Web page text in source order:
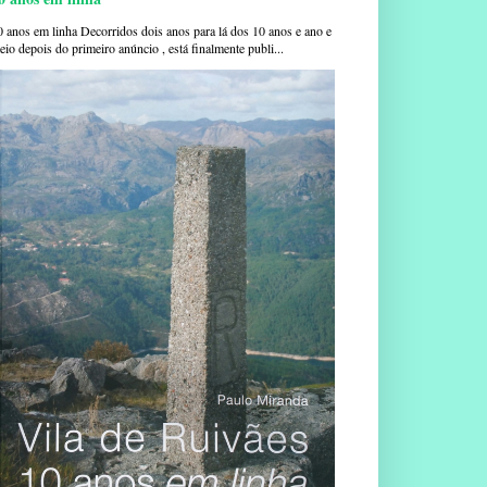
anos em linha Decorridos dois anos para lá dos 10 anos e ano e
depois do primeiro anúncio , está finalmente publi...